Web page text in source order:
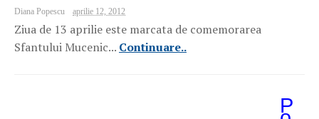
Diana Popescu aprilie 12, 2012
Ziua de 13 aprilie este marcata de comemorarea
Sfantului Mucenic... Continuare..
P